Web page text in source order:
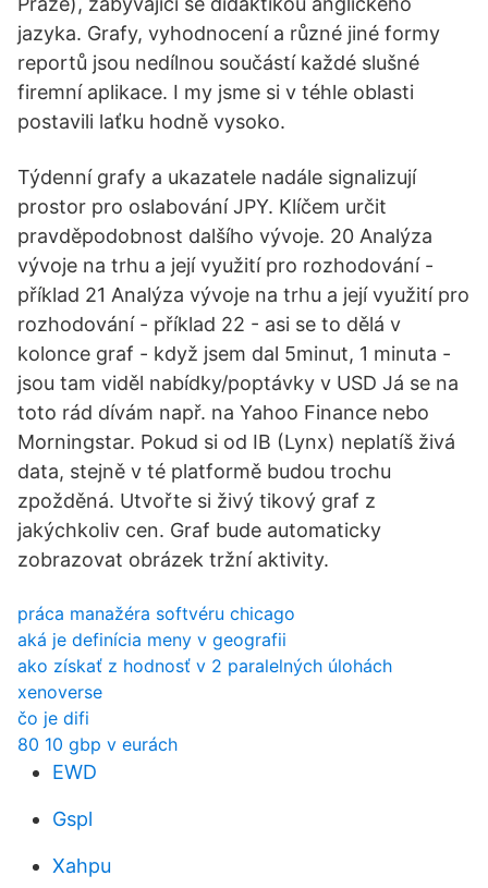
jazyka. Grafy, vyhodnocení a různé jiné formy
reportů jsou nedílnou součástí každé slušné
firemní aplikace. I my jsme si v téhle oblasti
postavili laťku hodně vysoko.
Týdenní grafy a ukazatele nadále signalizují
prostor pro oslabování JPY. Klíčem určit
pravděpodobnost dalšího vývoje. 20 Analýza
vývoje na trhu a její využití pro rozhodování -
příklad 21 Analýza vývoje na trhu a její využití pro
rozhodování - příklad 22 - asi se to dělá v
kolonce graf - když jsem dal 5minut, 1 minuta -
jsou tam viděl nabídky/poptávky v USD Já se na
toto rád dívám např. na Yahoo Finance nebo
Morningstar. Pokud si od IB (Lynx) neplatíš živá
data, stejně v té platformě budou trochu
zpožděná. Utvořte si živý tikový graf z
jakýchkoliv cen. Graf bude automaticky
zobrazovat obrázek tržní aktivity.
práca manažéra softvéru chicago
aká je definícia meny v geografii
ako získať z hodnosť v 2 paralelných úlohách
xenoverse
čo je difi
80 10 gbp v eurách
EWD
Gspl
Xahpu